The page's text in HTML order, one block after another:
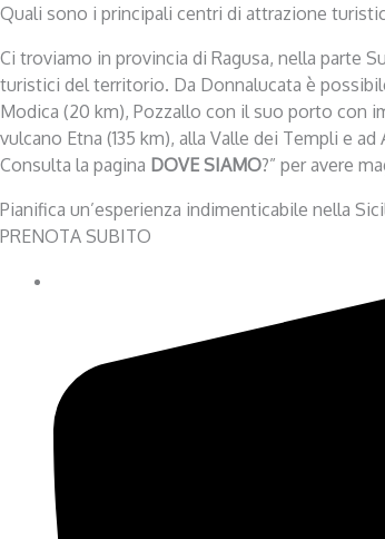
Quali sono i principali centri di attrazione
Ci troviamo in provincia di Ragusa, nella parte
turistici del territorio. Da Donnalucata è
Modica (20 km), Pozzallo con il suo porto con
vulcano Etna (135 km), alla Valle dei Templi e
Consulta la pagina DOVE SIAMO?” per avere
Pianifica un’esperienza indimenticabile nella
PRENOTA SUBITO